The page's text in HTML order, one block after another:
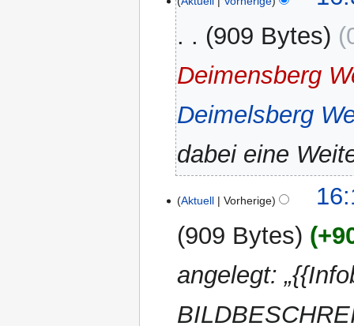
909 Bytes
Deimensberg
Deimelsberg
dabei eine
Aktuell Vorherige
909 Bytes
angelegt: